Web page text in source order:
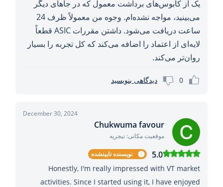
یک از کابوس‌های برداشت معمول که در جاهای دیگر
می‌بینید، مواجه نشده‌ام. وجوه من معمولاً ظرف 24
ساعت دریافت می‌شود. داشتن مقررات ASIC قطعاً
لایه‌ای از اعتماد را اضافه می‌کند که کل تجربه را بسیار
روان‌تر می‌کند.
0 دیدگاهی بنویسید
December 30, 2024
Chukwuma favour
موقعیت مکانی: نیجریه
5.0 نویسنده تایینشده
Honestly, I'm really impressed with VT market
activities. Since I started using it, I have enjoyed